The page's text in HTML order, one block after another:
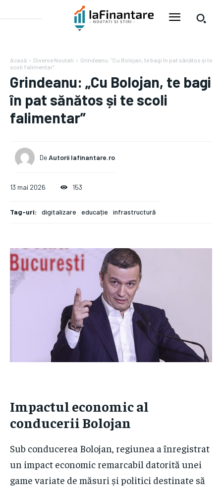
Acasă Diverse Noutati
Grindeanu: "Cu Bolojan, te bagi în pat sănătos și te
scoli falimentar"
Grindeanu: „Cu Bolojan, te bagi
în pat sănătos și te scoli
falimentar”
DeAutorii Iafinantare.ro
13 mai 2026 153
Tag-uri: digitalizare educație infrastructură
Impactul economic al
conducerii Bolojan
Sub conducerea Bolojan, regiunea a înregistrat
un impact economic remarcabil datorită unei
game variate de măsuri și politici destinate să